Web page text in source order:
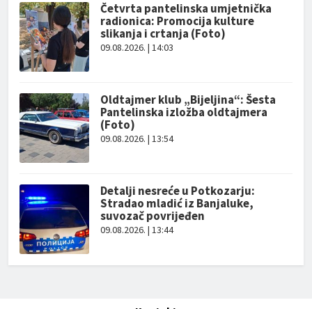
Četvrta pantelinska umjetnička
radionica: Promocija kulture
slikanja i crtanja (Foto)
09.08.2026. | 14:03
Oldtajmer klub „Bijeljina“: Šesta
Pantelinska izložba oldtajmera
(Foto)
09.08.2026. | 13:54
Detalji nesreće u Potkozarju:
Stradao mladić iz Banjaluke,
suvozač povrijeđen
09.08.2026. | 13:44